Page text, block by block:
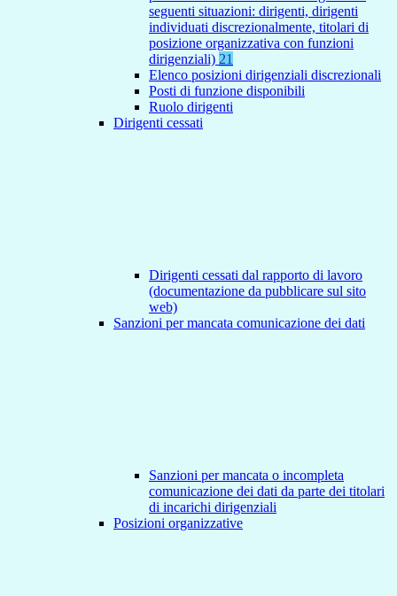
seguenti situazioni: dirigenti, dirigenti
individuati discrezionalmente, titolari di
posizione organizzativa con funzioni
dirigenziali) 21
Elenco posizioni dirigenziali discrezionali
Posti di funzione disponibili
Ruolo dirigenti
Dirigenti cessati
Dirigenti cessati dal rapporto di lavoro
(documentazione da pubblicare sul sito
web)
Sanzioni per mancata comunicazione dei dati
Sanzioni per mancata o incompleta
comunicazione dei dati da parte dei titolari
di incarichi dirigenziali
Posizioni organizzative